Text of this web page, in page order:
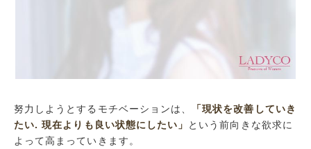
燃え尽きないように努力の調整をして休める人
親や友人が「良い努力のお手本」になってくれ
努力することが当たり前の環境で揉まれてきた
自分の努力の意味とその結果を信じられる人
まとめ
努力しようとするモチベーションは、
「現状を改善していき
たい. 現在よりも良い状態にしたい」
という前向きな欲求に
よって高まっていきます。